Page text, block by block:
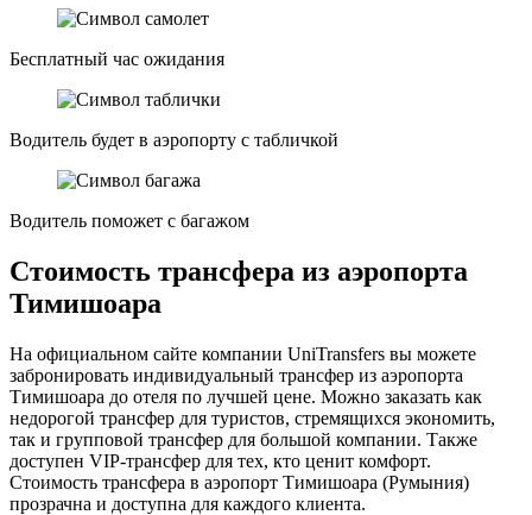
Бесплатный час ожидания
Водитель будет в аэропорту с табличкой
Водитель поможет с багажом
Стоимость трансфера из аэропорта
Тимишоара
На официальном сайте компании UniTransfers вы можете
забронировать индивидуальный трансфер из аэропорта
Тимишоара до отеля по лучшей цене. Можно заказать как
недорогой трансфер для туристов, стремящихся экономить,
так и групповой трансфер для большой компании. Также
доступен VIP-трансфер для тех, кто ценит комфорт.
Стоимость трансфера в аэропорт Тимишоара (Румыния)
прозрачна и доступна для каждого клиента.